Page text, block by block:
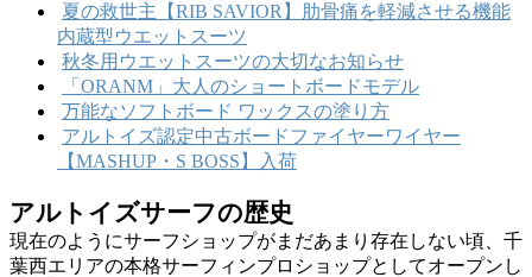
夏の救世主【RIB SAVIOR】肋骨痛を軽減させる機能
内蔵型ウエットスーツ
秋冬用ウエットスーツの大切なお知らせ
「ORANM」大人のショートボードモデル
万能なソフトボード ワックスの塗り方
アルトイズ認定中古ボードファイヤーワイヤー
【MASHUP・S BOSS】入荷
アルトイズサーフの歴史
現在のようにサーフショップがまだあまり存在しない頃、千
葉西エリアの本格サーフィンプロショップとしてオープンし